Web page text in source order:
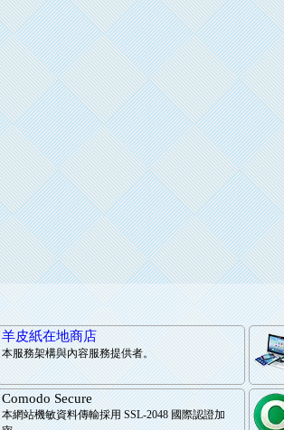
羊皮紙在地商店
本服務架構與內容服務提供者。
Comodo Secure
本網站機敏資料傳輸採用 SSL-2048 國際認證加